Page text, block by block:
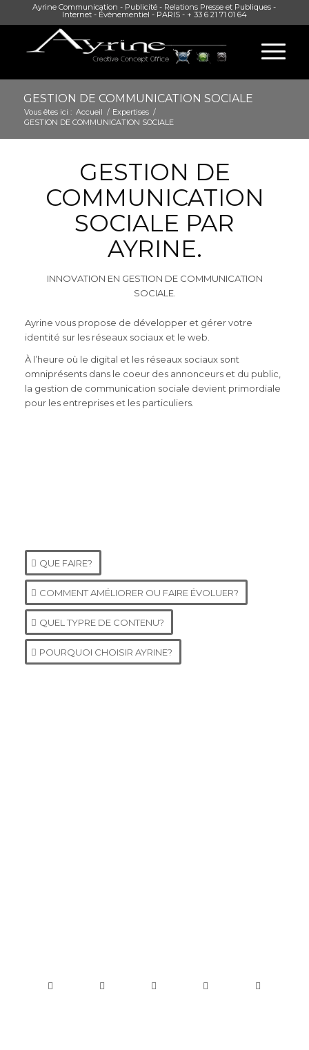
Ayrine Communication - Publicité - Relations Presse et Publiques -
Internet - Évènementiel - PARIS - + 33 6 21 71 01 64
GESTION DE COMMUNICATION SOCIALE
Vous êtes ici : Accueil / Expertises /
GESTION DE COMMUNICATION SOCIALE
GESTION DE
COMMUNICATION
SOCIALE PAR
AYRINE.
INNOVATION EN GESTION DE COMMUNICATION
SOCIALE.
Ayrine vous propose de développer et gérer votre
identité sur les réseaux sociaux et le web.
À l’heure où le digital et les réseaux sociaux sont
omniprésents dans le coeur des annonceurs et du public,
la gestion de communication sociale devient primordiale
pour les entreprises et les particuliers.
QUE FAIRE?
COMMENT AMÉLIORER OU FAIRE ÉVOLUER?
QUEL TYPRE DE CONTENU?
POURQUOI CHOISIR AYRINE?